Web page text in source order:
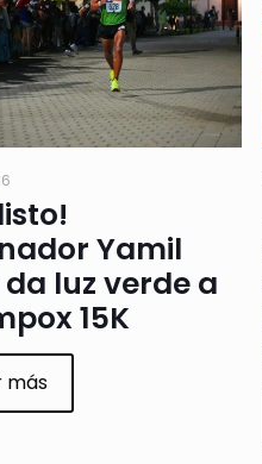
Yamil
luz verde a
15K
más